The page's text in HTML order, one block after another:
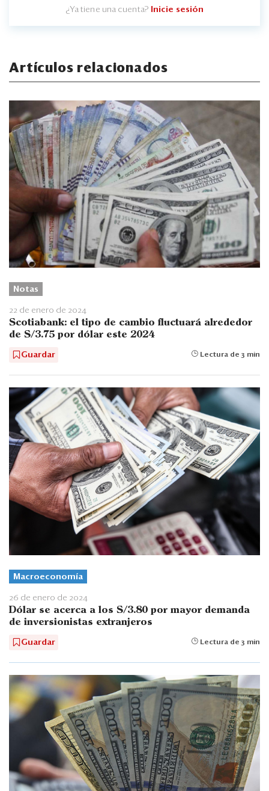
¿Ya tiene una cuenta? Inicie sesión
Artículos relacionados
Notas
22 de enero de 2024
Scotiabank: el tipo de cambio fluctuará alrededor
de S/3.75 por dólar este 2024
Guardar Lectura de 3 min
Macroeconomía
26 de enero de 2024
Dólar se acerca a los S/3.80 por mayor demanda
de inversionistas extranjeros
Guardar Lectura de 3 min